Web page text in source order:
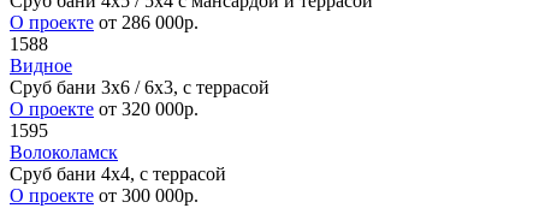
О проекте от 286 000р.
1588
Видное
Сруб бани 3х6 / 6x3, с террасой
О проекте от 320 000р.
1595
Волоколамск
Сруб бани 4х4, с террасой
О проекте от 300 000р.